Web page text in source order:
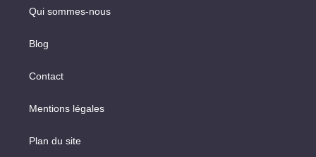
Qui sommes-nous
Blog
Contact
Mentions légales
Plan du site